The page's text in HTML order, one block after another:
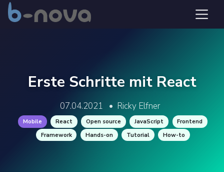
Erste Schritte mit React
07.04.2021 • Ricky Elfner
Mobile React Open source JavaScript
Frontend
Framework
Hands-on Tutorial How-to